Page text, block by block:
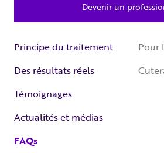
Devenir un
Principe du traitement
Des résultats réels
Témoignages
Actualités et médias
FAQs
Pour